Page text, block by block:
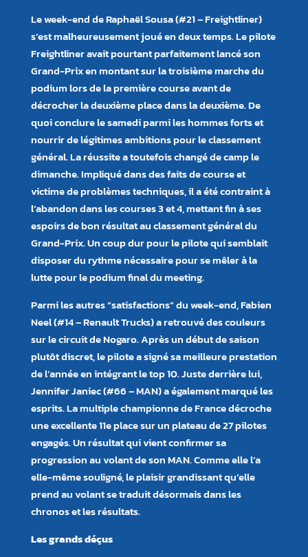
Le week-end de Raphaël Sousa (#21 – Freightliner)
s’est malheureusement joué en deux temps. Le pilote
Freightliner avait pourtant parfaitement lancé son
Grand-Prix en montant sur la troisième marche du
podium lors de la première course avant de
décrocher la deuxième place dans la deuxième. De
quoi conclure le samedi parmi les hommes forts et
nourrir de légitimes ambitions pour le classement
général. La réussite a toutefois changé de camp le
dimanche. Impliqué dans des faits de course et
victime de problèmes techniques, il a été contraint à
l’abandon dans les courses 3 et 4, mettant fin à ses
espoirs de bon résultat au classement général du
Grand-Prix. Un coup dur pour le pilote qui semblait
disposer du rythme nécessaire pour se mêler à la
lutte pour le podium final du meeting.
Parmi les autres “satisfactions” du week-end, Fabien
Neel (#14 – Renault Trucks) a retrouvé des couleurs
sur le circuit de Nogaro. Après un début de saison
plutôt discret, le pilote a signé sa meilleure prestation
de l’année en intégrant le top 10. Juste derrière lui,
Jennifer Janiec (#66 – MAN) a également marqué les
esprits. La multiple championne de France décroche
une excellente 11e place sur un plateau de 27 pilotes
engagés. Un résultat qui vient confirmer sa
progression au volant de son MAN. Comme elle l’a
elle-même souligné, le plaisir grandissant qu’elle
prend au volant se traduit désormais dans les
chronos et les résultats.
Les grands déçus